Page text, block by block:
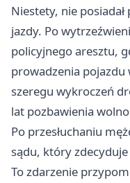
Niestety, nie
jazdy. Po
policyjnego aresztu,
prowadzenia pojazdu
szeregu wykroczeń
lat pozbawienia
Po przesłuchaniu
sądu, który
To zdarzenie